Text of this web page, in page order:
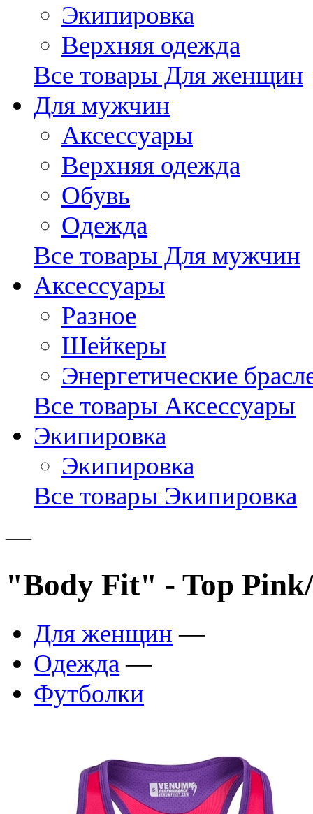
Экипировка
Верхняя одежда
Все товары Для женщин
Для мужчин
Аксессуары
Верхняя одежда
Обувь
Одежда
Все товары Для мужчин
Аксессуары
Разное
Шейкеры
Энергетические
Все товары Аксессуары
Экипировка
Экипировка
Все товары Экипировка
—
"Body Fit" - Top
Для женщин —
Одежда —
Футболки